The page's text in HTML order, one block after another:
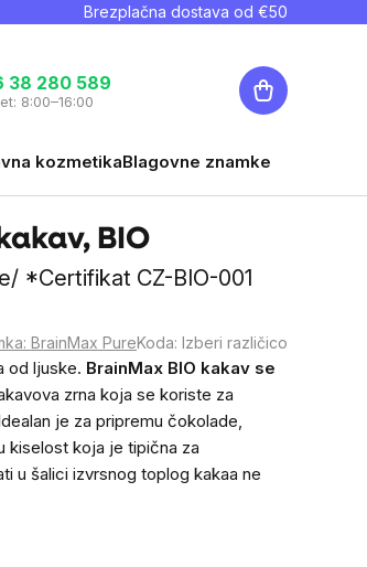
Brezplačna dostava od €50
38 280 589
8:00–16:00
Košarica
kozmetikaBlagovne znamke
BIO
*Certifikat CZ-BIO-001
BrainMax PureKoda: Izberi različico
od ljuske. BrainMax BIO kakav se
zrna koja se koriste za
je za pripremu čokolade,
kiselost koja je tipična za
u šalici izvrsnog toplog kakaa ne